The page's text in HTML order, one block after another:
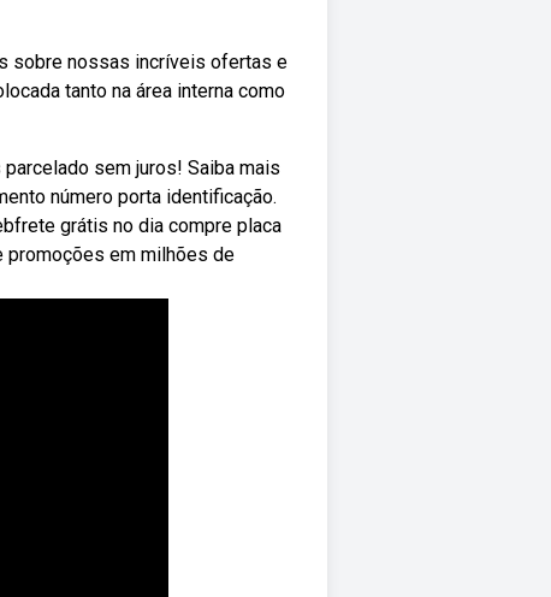
sobre nossas incríveis ofertas e
tanto na área interna como
sem juros! Saiba mais
número porta identificação.
grátis no dia compre placa
promoções em milhões de